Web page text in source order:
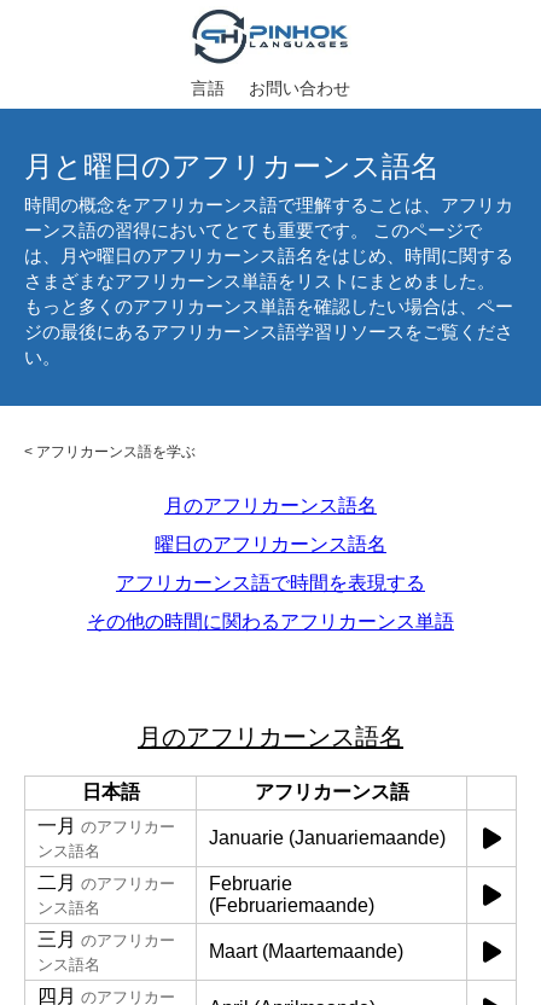
言語 お問い合わせ
月と曜日のアフリカーンス語名
時間の概念をアフリカーンス語で理解することは、アフリカ
ーンス語の習得においてとても重要です。 このページで
は、月や曜日のアフリカーンス語名をはじめ、時間に関する
さまざまなアフリカーンス単語をリストにまとめました。
もっと多くのアフリカーンス単語を確認したい場合は、ペー
ジの最後にあるアフリカーンス語学習リソースをご覧くださ
い。
< アフリカーンス語を学ぶ
月のアフリカーンス語名
曜日のアフリカーンス語名
アフリカーンス語で時間を表現する
その他の時間に関わるアフリカーンス単語
月のアフリカーンス語名
日本語
アフリカーンス語
一月 のアフリカー
ンス語名
Januarie (Januariemaande)
二月 のアフリカー
ンス語名
Februarie
(Februariemaande)
三月 のアフリカー
ンス語名
Maart (Maartemaande)
四月 のアフリカー